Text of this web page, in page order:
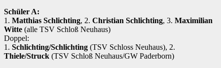
Schüler A:
1. Matthias Schlichting, 2. Christian Schlichting, 3. Maximilian
Witte (alle TSV Schloß Neuhaus)
Doppel:
1. Schlichting/Schlichting (TSV Schloss Neuhaus), 2.
Thiele/Struck (TSV Schloß Neuhaus/GW Paderborn)